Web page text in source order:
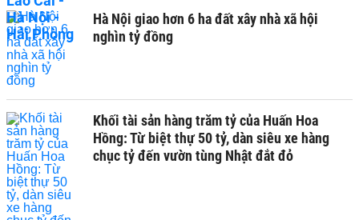
Hà Nội giao hơn 6 ha đất xây nhà xã hội
nghìn tỷ đồng
Khối tài sản hàng trăm tỷ của Huấn Hoa
Hồng: Từ biệt thự 50 tỷ, dàn siêu xe hàng
chục tỷ đến vườn tùng Nhật đắt đỏ